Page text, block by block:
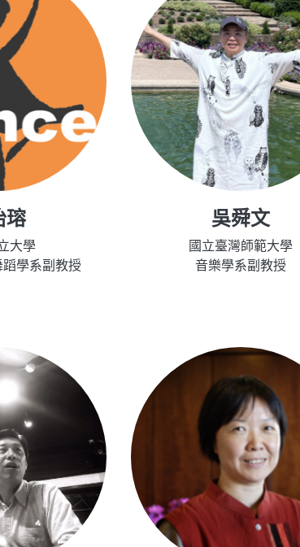
瑢
大學
蹈學系副教授
吳舜文
國立臺灣師範大學
音樂學系副教授